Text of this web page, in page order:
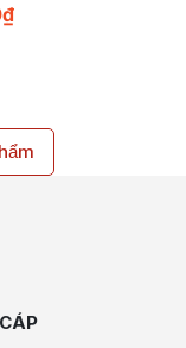
₫